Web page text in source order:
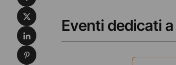
Eventi dedicati
Condividi su X
Condividi su LinkedIn
Condividi su Pinterest